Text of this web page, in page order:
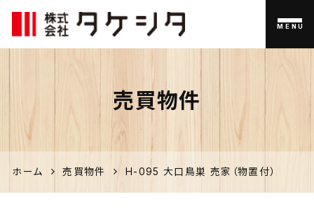
伊佐市
の家づく
り、不動
産のこと
なら「タ
MENU
売買物件
ホーム 売買物件 H-095 大口鳥巣 売家（物置付）